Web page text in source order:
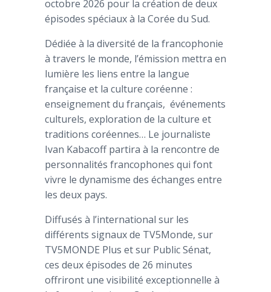
octobre 2026 pour la création de deux
épisodes spéciaux à la Corée du Sud.
Dédiée à la diversité de la francophonie
à travers le monde, l’émission mettra en
lumière les liens entre la langue
française et la culture coréenne :
enseignement du français, événements
culturels, exploration de la culture et
traditions coréennes… Le journaliste
Ivan Kabacoff partira à la rencontre de
personnalités francophones qui font
vivre le dynamisme des échanges entre
les deux pays.
Diffusés à l’international sur les
différents signaux de TV5Monde, sur
TV5MONDE Plus et sur Public Sénat,
ces deux épisodes de 26 minutes
offriront une visibilité exceptionnelle à